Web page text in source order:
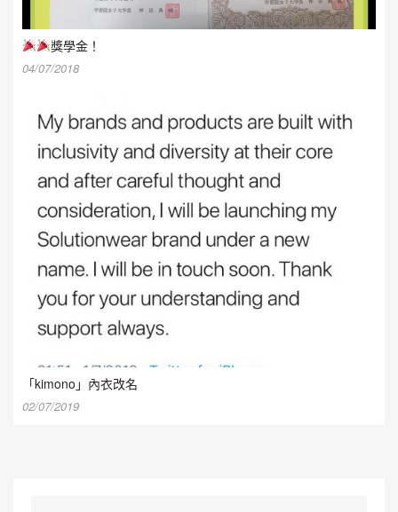
獎學金！
04/07/2018
「kimono」內衣改名
02/07/2019